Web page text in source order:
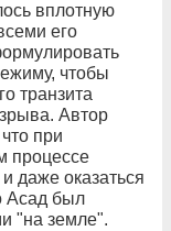
вплотную
его
чтобы
транзита
Автор
при
процессе
даже оказаться
Асад был
"на земле".